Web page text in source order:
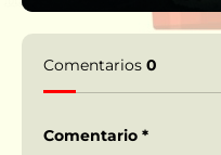
Comentarios 0
Comentario *